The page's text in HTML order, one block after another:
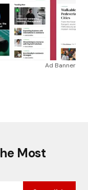
Ad Banner
Most